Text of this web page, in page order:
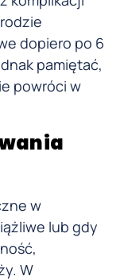
dopiero po 6
pamiętać,
powróci w
w
lub gdy
W